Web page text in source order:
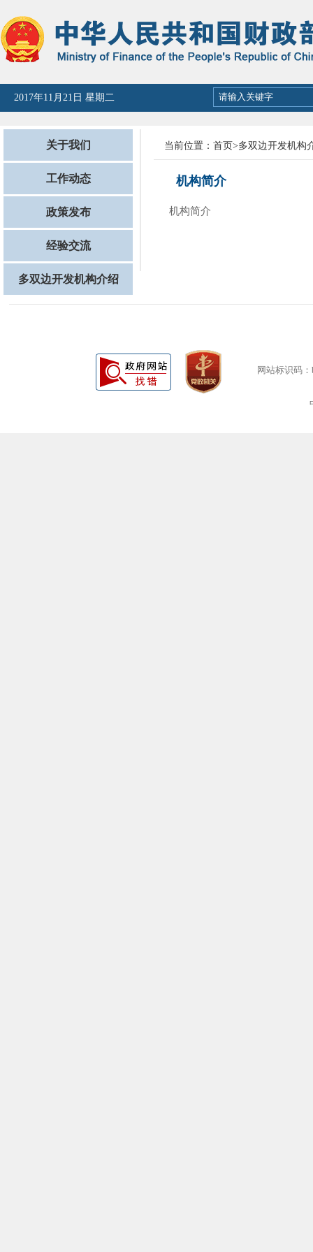
2026年08月10日 星期一
关于我们
工作动态
政策发布
经验交流
多双边开发机构介绍
当前位置： 首页>多双边开发机构
机构简介
机构简介
网站标识码